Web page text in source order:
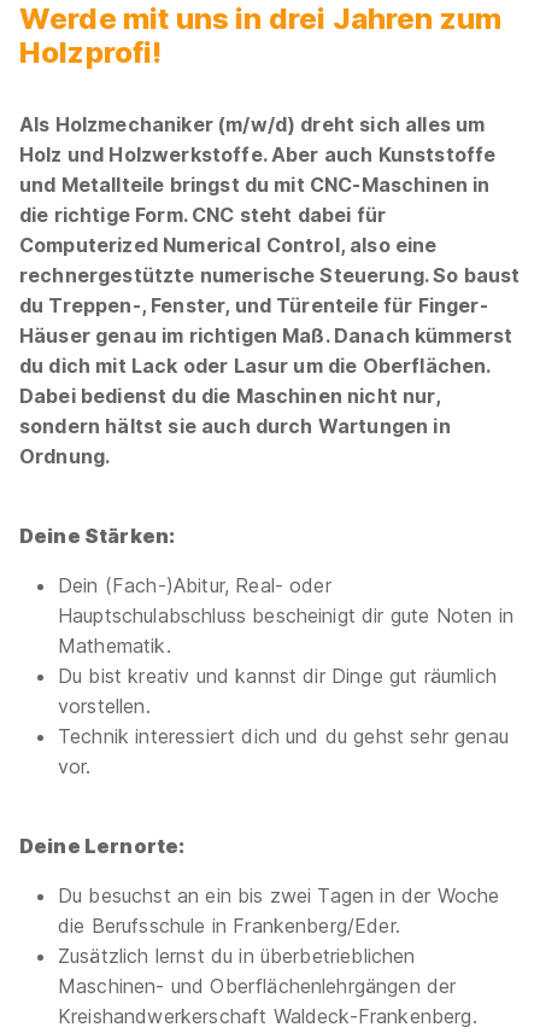
Werde mit uns in drei Jahren zum
Holzprofi!
Als Holzmechaniker (m/w/d) dreht sich alles um
Holz und Holzwerkstoffe. Aber auch Kunststoffe
und Metallteile bringst du mit CNC-Maschinen in
die richtige Form. CNC steht dabei für
Computerized Numerical Control, also eine
rechnergestützte numerische Steuerung. So baust
du Treppen-, Fenster, und Türenteile für Finger-
Häuser genau im richtigen Maß. Danach kümmerst
du dich mit Lack oder Lasur um die Oberflächen.
Dabei bedienst du die Maschinen nicht nur,
sondern hältst sie auch durch Wartungen in
Ordnung.
Deine Stärken:
Dein (Fach-)Abitur, Real- oder
Hauptschulabschluss bescheinigt dir gute Noten in
Mathematik.
Du bist kreativ und kannst dir Dinge gut räumlich
vorstellen.
Technik interessiert dich und du gehst sehr genau
vor.
Deine Lernorte:
Du besuchst an ein bis zwei Tagen in der Woche
die Berufsschule in Frankenberg/Eder.
Zusätzlich lernst du in überbetrieblichen
Maschinen- und Oberflächenlehrgängen der
Kreishandwerkerschaft Waldeck-Frankenberg.